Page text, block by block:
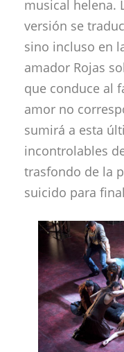
musical helena.
versión se
sino incluso en
amador Rojas
que conduce al
amor no
sumirá a esta
incontrolables
trasfondo de la
suicido para